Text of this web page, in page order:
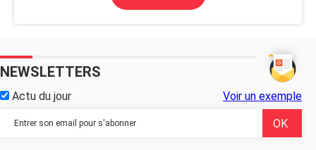
NEWSLETTERS
Actu du jour Voir un exemple